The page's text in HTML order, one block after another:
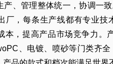
产、管理整体统一，协调一
厂，每条生产线都有专业
本，提高产品市场竞争力。
、电镀、喷砂等门类齐